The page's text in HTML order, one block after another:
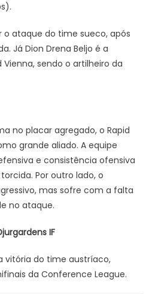
o ataque do time sueco, após
Já Dion Drena Beljo é a
sendo o artilheiro da
no placar agregado, o Rapid
grande aliado. A equipe
e consistência ofensiva
Por outro lado, o
mas sofre com a falta
no ataque.
IF
vitória do time austríaco,
da Conference League.